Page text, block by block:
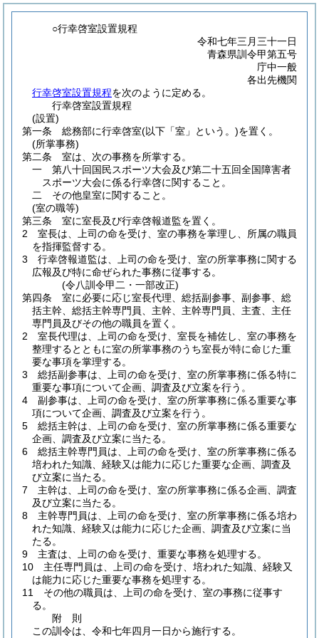
○行幸啓室設置規程
令和七年三月三十一日
青森県訓令甲第五号
庁中一般
各出先機関
行幸啓室設置規程を次のように定める。
行幸啓室設置規程
(設置)
第一条
総務部に行幸啓室(以下「室」という。)を置く。
(所掌事務)
第二条
室は、次の事務を所掌する。
一
第八十回国民スポーツ大会及び第二十五回全国障害者
スポーツ大会に係る行幸啓に関すること。
二
その他皇室に関すること。
(室の職等)
第三条
室に室長及び行幸啓報道監を置く。
2
室長は、上司の命を受け、室の事務を掌理し、所属の職員
を指揮監督する。
3
行幸啓報道監は、上司の命を受け、室の所掌事務に関する
広報及び特に命ぜられた事務に従事する。
(令八訓令甲二・一部改正)
第四条
室に必要に応じ室長代理、総括副参事、副参事、総
括主幹、総括主幹専門員、主幹、主幹専門員、主査、主任
専門員及びその他の職員を置く。
2
室長代理は、上司の命を受け、室長を補佐し、室の事務を
整理するとともに室の所掌事務のうち室長が特に命じた重
要な事項を掌理する。
3
総括副参事は、上司の命を受け、室の所掌事務に係る特に
重要な事項について企画、調査及び立案を行う。
4
副参事は、上司の命を受け、室の所掌事務に係る重要な事
項について企画、調査及び立案を行う。
5
総括主幹は、上司の命を受け、室の所掌事務に係る重要な
企画、調査及び立案に当たる。
6
総括主幹専門員は、上司の命を受け、室の所掌事務に係る
培われた知識、経験又は能力に応じた重要な企画、調査及
び立案に当たる。
7
主幹は、上司の命を受け、室の所掌事務に係る企画、調査
及び立案に当たる。
8
主幹専門員は、上司の命を受け、室の所掌事務に係る培わ
れた知識、経験又は能力に応じた企画、調査及び立案に当
たる。
9
主査は、上司の命を受け、重要な事務を処理する。
10
主任専門員は、上司の命を受け、培われた知識、経験又
は能力に応じた重要な事務を処理する。
11
その他の職員は、上司の命を受け、室の事務に従事す
る。
附 則
この訓令は、令和七年四月一日から施行する。